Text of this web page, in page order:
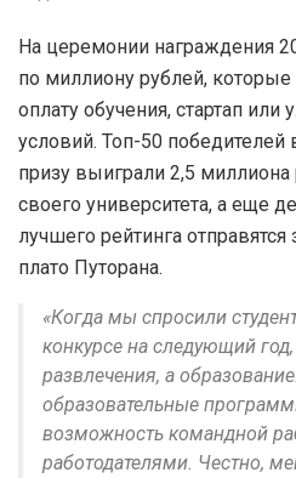
На церемонии награждения
по миллиону рублей,
оплату обучения, стартап
условий. Топ-50
призу выиграли 2,5 миллиона
своего университета, а еще
лучшего рейтинга отправятся
плато Путорана.
«Когда мы спросили
конкурсе на следующий
развлечения, а
образовательные
возможность командной
работодателями. Честно,